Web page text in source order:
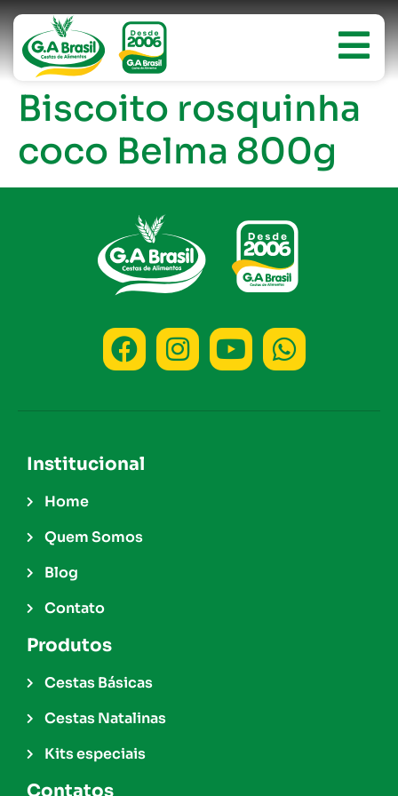
Biscoito rosquinha
coco Belma 800g
Institucional
Home
Quem Somos
Blog
Contato
Produtos
Cestas Básicas
Cestas Natalinas
Kits especiais
Contatos